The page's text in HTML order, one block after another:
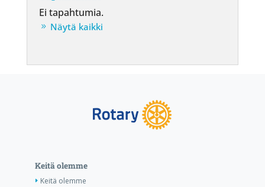
Ei tapahtumia.
Näytä kaikki
Keitä olemme
Keitä olemme